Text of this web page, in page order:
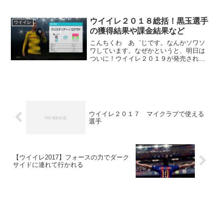
ロード出来ます。...
ウイイレ
ウイイレ２０１８総括！黒玉選手
の獲得結果や課金結果など
こんちくわ あ゛じです。なんかソワソ
ワしています。なぜかというと、明日は
ついに！ウイイレ２０１９が発売される
ウイイレ２０１７ マイクラブで使える
選手
【ウイイレ2017】フォースの力でダーク
サイドに連れて行かれる